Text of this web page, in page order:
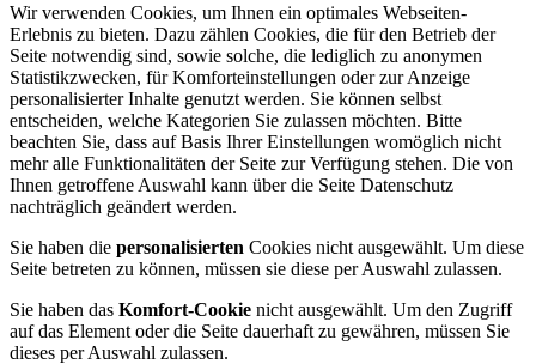
Wir verwenden Cookies, um Ihnen ein optimales Webseiten-
Erlebnis zu bieten. Dazu zählen Cookies, die für den Betrieb der
Seite notwendig sind, sowie solche, die lediglich zu anonymen
Statistikzwecken, für Komforteinstellungen oder zur Anzeige
personalisierter Inhalte genutzt werden. Sie können selbst
entscheiden, welche Kategorien Sie zulassen möchten. Bitte
beachten Sie, dass auf Basis Ihrer Einstellungen womöglich nicht
mehr alle Funktionalitäten der Seite zur Verfügung stehen. Die von
Ihnen getroffene Auswahl kann über die Seite Datenschutz
nachträglich geändert werden.
Sie haben die personalisierten Cookies nicht ausgewählt. Um diese
Seite betreten zu können, müssen sie diese per Auswahl zulassen.
Sie haben das Komfort-Cookie nicht ausgewählt. Um den Zugriff
auf das Element oder die Seite dauerhaft zu gewähren, müssen Sie
dieses per Auswahl zulassen.